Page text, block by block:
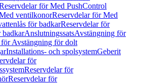
för Med PushControl
ventilkonorReservdelar för Med
för badkarReservdelar för
badkarAnslutningssatsAvstängning för
för Avstängning för dolt
Installations- och spolsystemGeberit
för
Reservdelar för
Reservdelar för